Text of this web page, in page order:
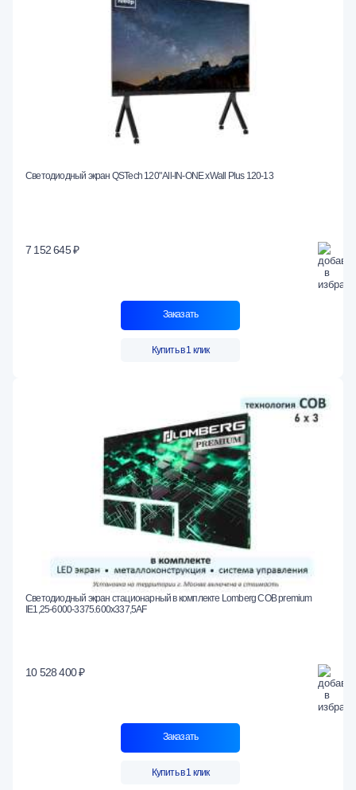
Светодиодный экран QSTech 120" All-IN-ONE xWall Plus 120-13
7 152 645 ₽
Заказать
Купить в 1 клик
Светодиодный экран стационарный в комплекте Lomberg COB premium
IE1,25-6000-3375.600x337,5AF
10 528 400 ₽
Заказать
Купить в 1 клик